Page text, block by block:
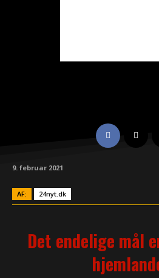
9. februar 2021
AF: 24nyt.dk
Det endelige mål